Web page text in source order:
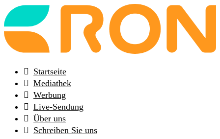
Back
to
frontpage
Startseite
Mediathek
Werbung
Live-Sendung
Über uns
Schreiben Sie uns